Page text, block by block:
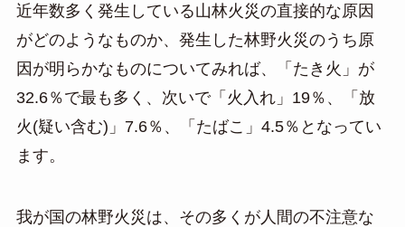
近年数多く発生している山林火災の直接的な原因
がどのようなものか、発生した林野火災のうち原
因が明らかなものについてみれば、「たき火」が
32.6％で最も多く、次いで「火入れ」19％、「放
火(疑い含む)」7.6％、「たばこ」4.5％となってい
ます。
我が国の林野火災は、その多くが人間の不注意な